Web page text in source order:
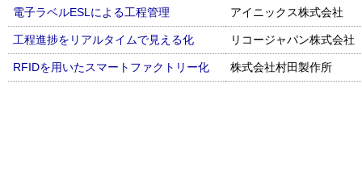
電子ラベルESLによる工程管理 アイニックス株式会社
工程進捗をリアルタイムで見える化 リコージャパン株式会社
RFIDを用いたスマートファクトリー化 株式会社村田製作所